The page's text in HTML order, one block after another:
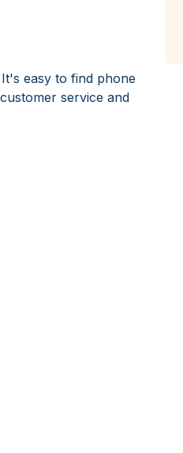
easy to find phone
service and